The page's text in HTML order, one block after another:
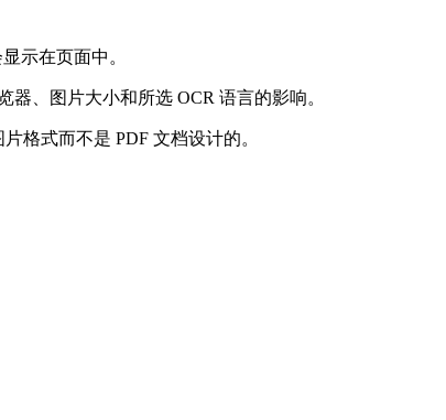
示在页面中。
、图片大小和所选 OCR 语言的影响。
格式而不是 PDF 文档设计的。